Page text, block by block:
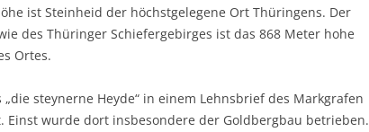
ist Steinheid der höchstgelegene Ort Thüringens. Der
des Thüringer Schiefergebirges ist das 868 Meter hohe
Ortes.
steynerne Heyde“ in einem Lehnsbrief des Markgrafen
wurde dort insbesondere der Goldbergbau betrieben.